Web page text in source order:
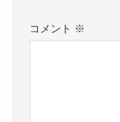
コメント ※